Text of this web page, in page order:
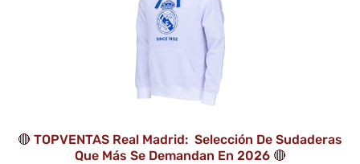
🔴 TOPVENTAS Real Madrid: Selección De Sudaderas
Que Más Se Demandan En 2026 🔴